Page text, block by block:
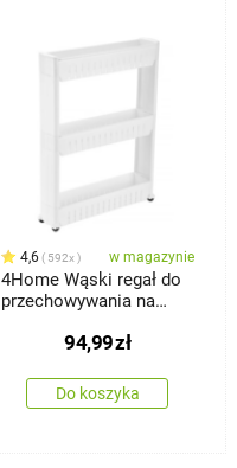
4,6 592x w magazynie
4Home Wąski regał do
przechowywania na
94,99zł
Do koszyka